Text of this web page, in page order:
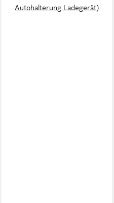
Autohalterung Ladegerät)